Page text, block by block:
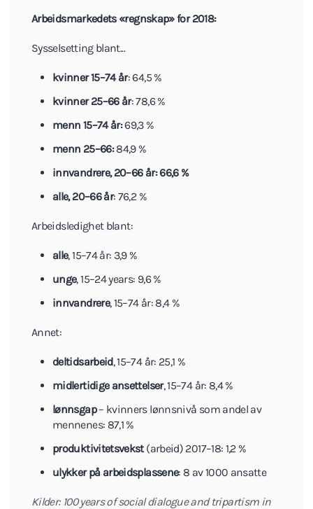
Arbeidsmarkedets «regnskap» for 2018:
Sysselsetting blant...
kvinner 15–74 år: 64,5 %
kvinner 25–66 år: 78,6 %
menn 15–74 år:69,3 %
menn 25–66:84,9 %
innvandrere, 20–66 år: 66,6 %
alle, 20–66 år: 76,2 %
Arbeidsledighet blant:
alle, 15–74 år: 3,9 %
unge, 15–24 years: 9,6 %
innvandrere, 15–74 år: 8,4 %
Annet:
deltidsarbeid, 15–74 år: 25,1 %
midlertidige ansettelser, 15–74 år: 8,4 %
lønnsgap– kvinners lønnsnivå som andel av
mennenes: 87,1 %
produktivitetsvekst(arbeid) 2017–18: 1,2 %
ulykker på arbeidsplassene: 8 av 1000 ansatte
Kilder: 100 years of social dialogue and tripartism in